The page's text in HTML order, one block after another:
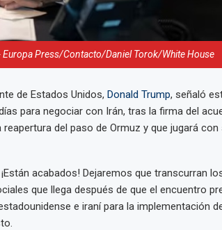
Press/Contacto/Daniel Torok/White House
de Estados Unidos, Donald Trump, señaló
para negociar con Irán, tras la firma del
del paso de Ormuz y que jugará con
acabados! Dejaremos que transcurran
que llega después de que el encuentro
e iraní para la implementación